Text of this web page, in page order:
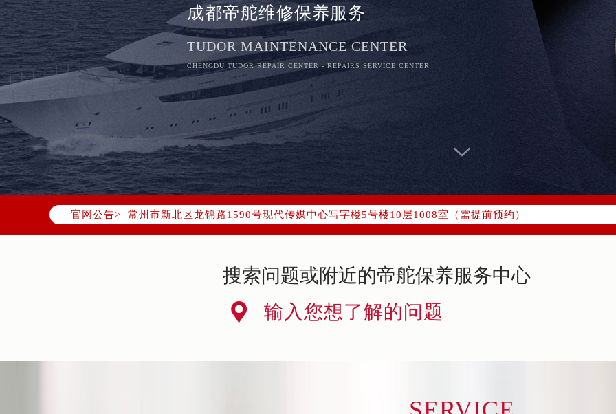
成都帝舵维修保养服务
TUDOR MAINTENANCE CENTER
CHENGDU TUDOR REPAIR CENTER - REPAIRS SERVICE CENTER
官网公告>
2026年8月帝舵中国区售后服务网络优化升级公告
2026年8月帝舵全国官方售后客户服务热线：400-801-5381
帝舵官方全国统一服务热线400-801-5381，服务覆盖中国大陆、香港、澳门、台湾全部区域（非大
2026年8月帝舵售后服务中心最新网点地址：
北京市朝阳区建国门外大街甲6号华熙国际中心写字楼D座11层1102室（北京总部）（需提前预约）
北京市东城区东长安街1号东方广场写字楼W3座6层602室（需提前预约）
天津市和平区赤峰道136号天津国际金融中心写字楼26层2603室（需提前预约）
上海市徐汇区虹桥路3号港汇中心写字楼2座37层3705室（需提前预约）
上海市黄浦区南京东路299号宏伊国际广场写字楼8层806室（需提前预约）
南京市秦淮区中山南路1号（新街口）南京中心写字楼22层C1-1室（需提前预约）
常州市新北区龙锦路1590号现代传媒中心写字楼5号楼10层1008室（需提前预约）
徐州市鼓楼区淮海东路29号苏宁广场IFC国际金融中心写字楼35层3508室（需提前预约）
盐城市盐都区世纪大道5号盐城金融城写字楼1号楼16层1604室（需提前预约）
泰州市海陵区永定东路399号置地商务中心东塔写字楼（华润万象城）17层1706室（需提前预约）
宁波市江北区大闸南路500号来福士广场办公楼20层2009室（需提前预约）
南昌市红谷滩新区红谷中大道998号绿地双子塔（中央广场）A1座办公楼14层07室（需提前预约）
 输入您想了解的问题